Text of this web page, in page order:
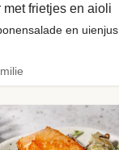
met frietjes en aioli
en uienjus